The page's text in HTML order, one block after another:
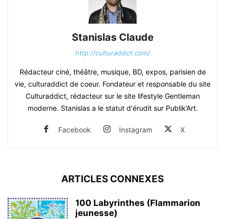
Stanislas Claude
http://culturaddict.com/
Rédacteur ciné, théâtre, musique, BD, expos, parisien de
vie, culturaddict de coeur. Fondateur et responsable du site
Culturaddict, rédacteur sur le site lifestyle Gentleman
moderne. Stanislas a le statut d'érudit sur Publik’Art.
Facebook Instagram X
ARTICLES CONNEXES
100 Labyrinthes (Flammarion
jeunesse)